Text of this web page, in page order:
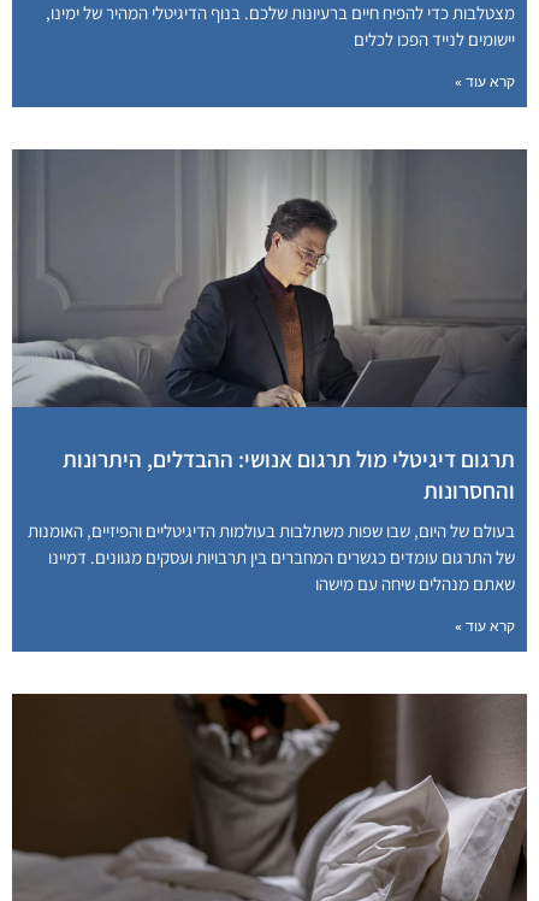
מצטלבות כדי להפיח חיים ברעיונות שלכם. בנוף הדיגיטלי המהיר של ימינו,
יישומים לנייד הפכו לכלים
קרא עוד »
תרגום דיגיטלי מול תרגום אנושי: ההבדלים, היתרונות
והחסרונות
בעולם של היום, שבו שפות משתלבות בעולמות הדיגיטליים והפיזיים, האומנות
של התרגום עומדים כגשרים המחברים בין תרבויות ועסקים מגוונים. דמיינו
שאתם מנהלים שיחה עם מישהו
קרא עוד »